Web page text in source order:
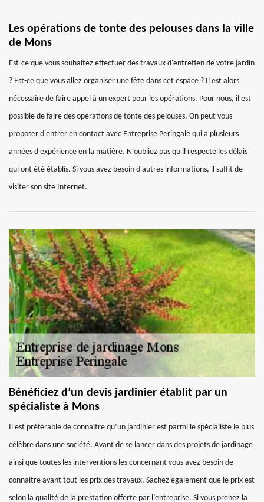
Les opérations de tonte des pelouses dans la ville
de Mons
Est-ce que vous souhaitez effectuer des travaux d'entretien de votre jardin
? Est-ce que vous allez organiser une fête dans cet espace ? Il est alors
nécessaire de faire appel à un expert pour les opérations. Pour nous, il est
possible de faire des opérations de tonte des pelouses. On peut vous
proposer d'entrer en contact avec Entreprise Peringale qui a plusieurs
années d'expérience en la matière. N'oubliez pas qu'il respecte les délais
qui ont été établis. Si vous avez besoin d'autres informations, il suffit de
visiter son site Internet.
Bénéficiez d’un devis jardinier établit par un
spécialiste à Mons
Il est préférable de connaitre qu’un jardinier est parmi le spécialiste le plus
célèbre dans une société. Avant de se lancer dans des projets de jardinage
ainsi que toutes les interventions les concernant vous avez besoin de
connaitre avant tout les prix des travaux. Sachez également que le prix est
selon la qualité de la prestation offerte par l’entreprise. Si vous prenez la